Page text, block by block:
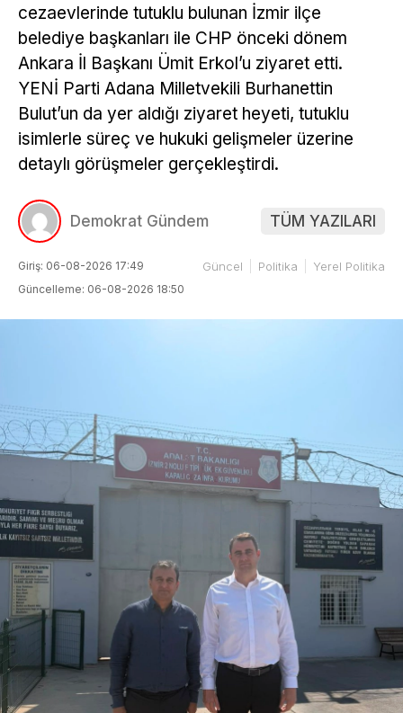
cezaevlerinde tutuklu bulunan İzmir ilçe
belediye başkanları ile CHP önceki dönem
Ankara İl Başkanı Ümit Erkol’u ziyaret etti.
YENİ Parti Adana Milletvekili Burhanettin
Bulut’un da yer aldığı ziyaret heyeti, tutuklu
isimlerle süreç ve hukuki gelişmeler üzerine
detaylı görüşmeler gerçekleştirdi.
Demokrat Gündem TÜM YAZILARI
Giriş: 06-08-2026 17:49
Güncelleme: 06-08-2026 18:50
Güncel Politika Yerel Politika